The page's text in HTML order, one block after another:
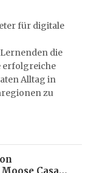
für digitale
die
erfolgreiche
Alltag in
zu